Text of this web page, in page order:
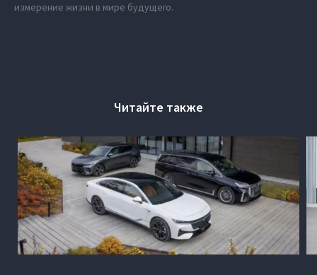
измерение жизни в мире будущего.
Читайте также